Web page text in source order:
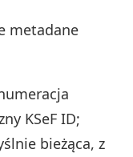
metadane
KSeF ID;
bieżąca, z